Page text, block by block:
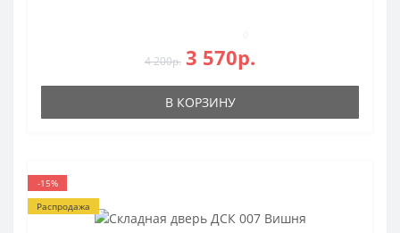
4 200р. 3 570р.
В КОРЗИНУ
-15%
Распродажа